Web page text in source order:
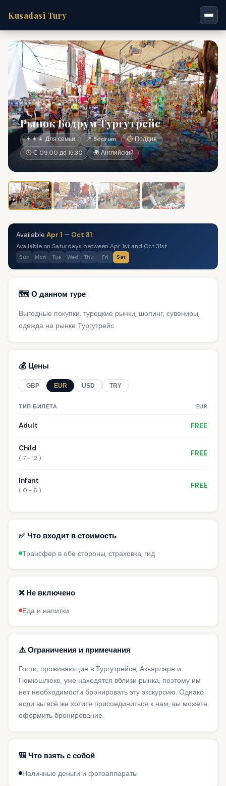
Kusadasi Tury
Рынок Бодрум Тургутрейс
👨‍👩‍👧 Для семьи 📍 Bodrum
⏱ Полдня
🕐 С 09:00 до 15:30
🌍 Английский
Available Apr 1 — Oct 31
Available on Saturdays between Apr 1st and Oct 31st
Sun Mon Tue Wed Thu Fri Sat
🗺️ О данном туре
Выгодные покупки, турецкие рынки, шопинг, сувениры,
одежда на рынке Тургутрейс
💰 Цены
GBP EUR USD TRY
ТИП БИЛЕТА EUR
Adult FREE
Child
( 7 - 12 )
FREE
Infant
( 0 - 6 )
FREE
✅ Что входит в стоимость
Трансфер в обе стороны, страховка, гид
❌ Не включено
Еда и напитки
⚠️ Ограничения и примечания
Гости, проживающие в Тургутрейсе, Акьярларе и
Гюмюшлюке, уже находятся вблизи рынка, поэтому им
нет необходимости бронировать эту экскурсию. Однако
если вы всё же хотите присоединиться к нам, вы можете
оформить бронирование.
🎒 Что взять с собой
Наличные деньги и фотоаппараты